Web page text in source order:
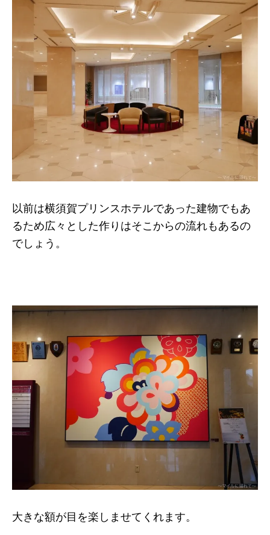
以前は横須賀プリンスホテルであった建物でもあ
るため広々とした作りはそこからの流れもあるの
でしょう。
大きな額が目を楽しませてくれます。